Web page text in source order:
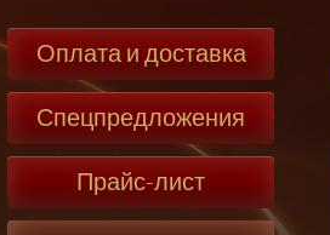
Оплата и доставка
Спецпредложения
Прайс-лист